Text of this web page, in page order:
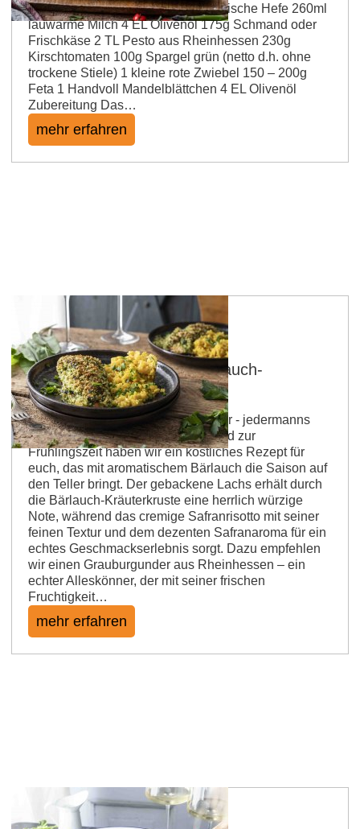
100g Vollkornmehl⁠ 1 TL Salz⁠ 20g frische Hefe⁠ 260ml
lauwarme Milch⁠ 4 EL Olivenöl⁠ 175g Schmand oder
Frischkäse 2 TL Pesto aus Rheinhessen 230g
Kirschtomaten 100g Spargel grün (netto d.h. ohne
trockene Stiele) 1 kleine rote Zwiebel 150 – 200g
Feta 1 Handvoll Mandelblättchen 4 EL Olivenöl
Zubereitung Das…
mehr erfahren
Gebackener Lachs mit Bärlauch-
Kräuterkruste
und Safranrisotto zu Grauburgunder - jedermanns
Liebling aus Rheinhessen. Passend zur
Frühlingszeit haben wir ein köstliches Rezept für
euch, das mit aromatischem Bärlauch die Saison auf
den Teller bringt. Der gebackene Lachs erhält durch
die Bärlauch-Kräuterkruste eine herrlich würzige
Note, während das cremige Safranrisotto mit seiner
feinen Textur und dem dezenten Safranaroma für ein
echtes Geschmackserlebnis sorgt. Dazu empfehlen
wir einen Grauburgunder aus Rheinhessen – ein
echter Alleskönner, der mit seiner frischen
Fruchtigkeit…
mehr erfahren